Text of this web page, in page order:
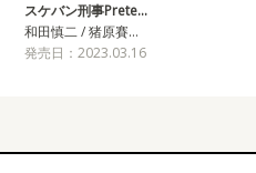
スケバン刑事Prete…
和田慎二 / 猪原賽…
発売日：2023.03.16